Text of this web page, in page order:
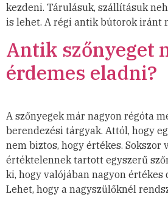
kezdeni. Tárulásuk, szállításuk
is lehet. A régi antik bútorok iránt
Antik szőnyeget
érdemes eladni?
A szőnyegek már nagyon régóta
berendezési tárgyak. Attól, hogy
nem biztos, hogy értékes. Sokszor
értéktelennek tartott egyszerű
ki, hogy valójában nagyon értékes
Lehet, hogy a nagyszülőknél